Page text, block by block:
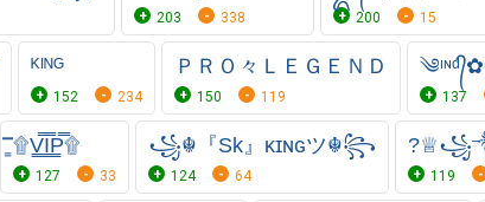
203 338 200 15
ᴷᴵᴺᴳ
152 234
ＰＲＯ々ＬＥＧＥＮＤ
150 119 137
۩͇̿V͇̿I͇̿P͇̿۩
127 33
꧁☬『Sk』κɪɴɢツ☬꧂
124 64 119